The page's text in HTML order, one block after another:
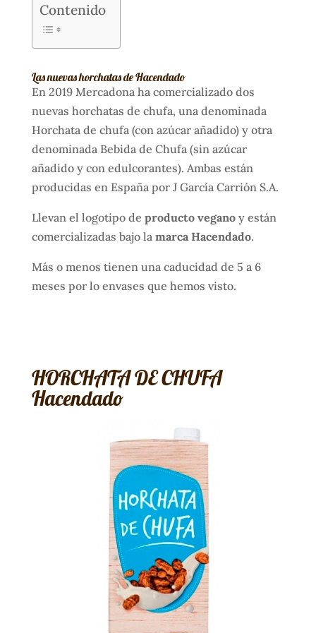
Contenido
Las nuevas horchatas de Hacendado
En 2019 Mercadona ha comercializado dos
nuevas horchatas de chufa, una denominada
Horchata de chufa (con azúcar añadido) y otra
denominada Bebida de Chufa (sin azúcar
añadido y con edulcorantes). Ambas están
producidas en España por J García Carrión S.A.
Llevan el logotipo de producto veganoy están
comercializadas bajo la marca Hacendado.
Más o menos tienen una caducidad de 5 a 6
meses por lo envases que hemos visto.
HORCHATA DE CHUFA
Hacendado